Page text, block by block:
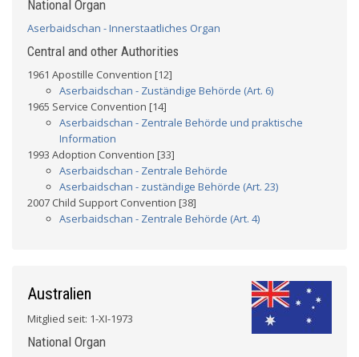
National Organ
Aserbaidschan - Innerstaatliches Organ
Central and other Authorities
1961 Apostille Convention [12]
Aserbaidschan - Zuständige Behörde (Art. 6)
1965 Service Convention [14]
Aserbaidschan - Zentrale Behörde und praktische
Information
1993 Adoption Convention [33]
Aserbaidschan - Zentrale Behörde
Aserbaidschan - zuständige Behörde (Art. 23)
2007 Child Support Convention [38]
Aserbaidschan - Zentrale Behörde (Art. 4)
Australien
Mitglied seit: 1-XI-1973
National Organ